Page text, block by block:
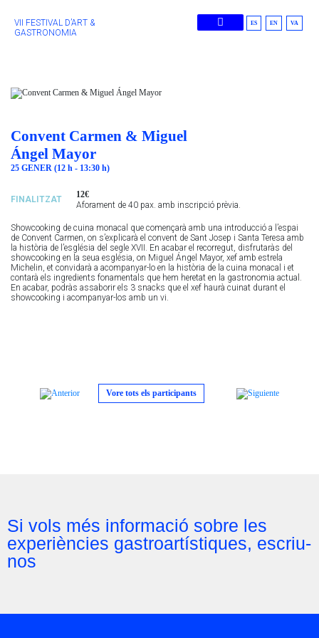
VII FESTIVAL D’ART &
GASTRONOMIA
ES EN VA
Convent Carmen & Miguel
Ángel Mayor
25 GENER (12 h - 13:30 h)
FINALITZAT
12€
Aforament de 40 pax. amb inscripció prèvia.
Showcooking de cuina monacal que començarà amb una introducció a l’espai
de Convent Carmen, on s’explicarà el convent de Sant Josep i Santa Teresa amb
la història de l’església del segle XVII. En acabar el recorregut, disfrutaràs del
showcooking en la seua església, on Miguel Ángel Mayor, xef amb estrela
Michelin, et convidarà a acompanyar-lo en la història de la cuina monacal i et
contarà els ingredients fonamentals que hem heretat en la gastronomia actual.
En acabar, podràs assaborir els 3 snacks que el xef haurà cuinat durant el
showcooking i acompanyar-los amb un vi.
Vore tots els participants
Si vols més informació sobre les
experiències gastroartístiques, escriu-
nos